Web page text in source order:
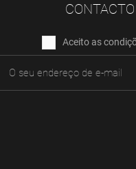
Aceito as